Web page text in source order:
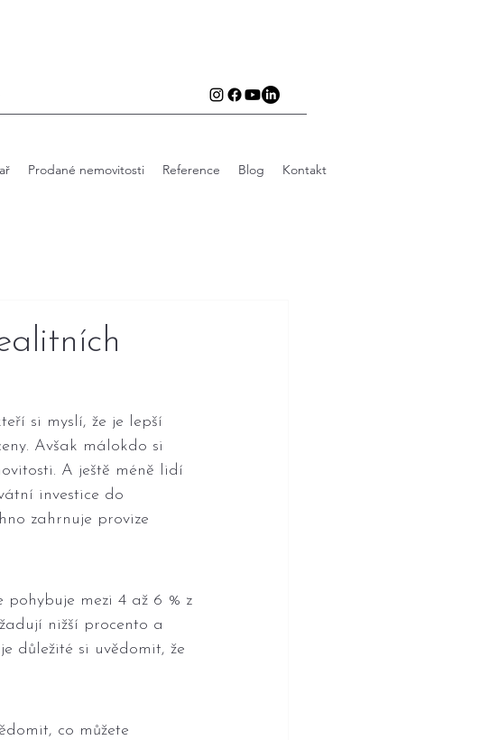
Prodané nemovitosti Reference Blog Kontakt
si myslí, že je lepší
Avšak málokdo si
A ještě méně lidí
investice do
zahrnuje provize
mezi 4 až 6 % z
nižší procento a
důležité si uvědomit, že
co můžete